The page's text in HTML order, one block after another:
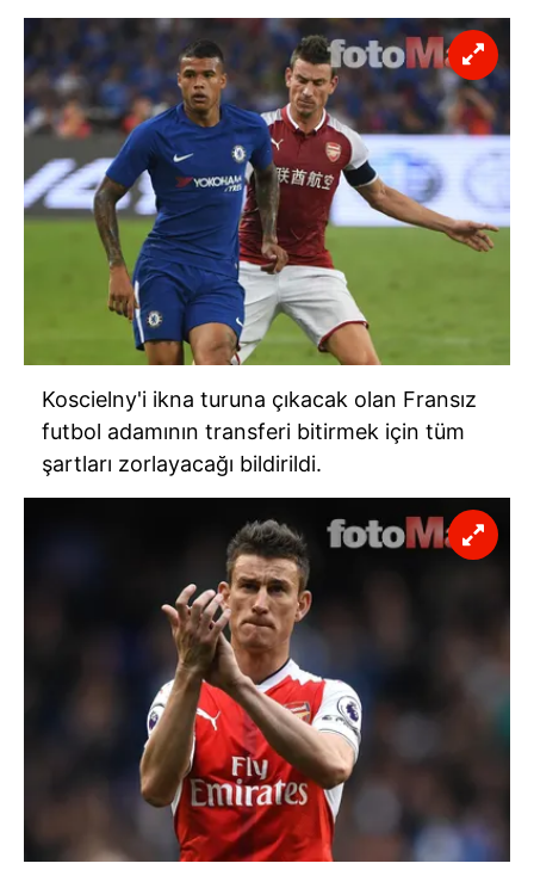
Koscielny'i ikna turuna çıkacak olan Fransız
futbol adamının transferi bitirmek için tüm
şartları zorlayacağı bildirildi.